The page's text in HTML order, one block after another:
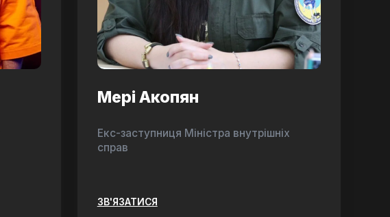
Мері Акопян
Екс-заступниця Міністра внутрішніх
справ
ЗВ'ЯЗАТИСЯ